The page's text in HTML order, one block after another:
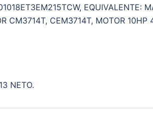
EQUIVALENTE:
CM3714T, CEM3714T, MOTOR 10HP
NETO.